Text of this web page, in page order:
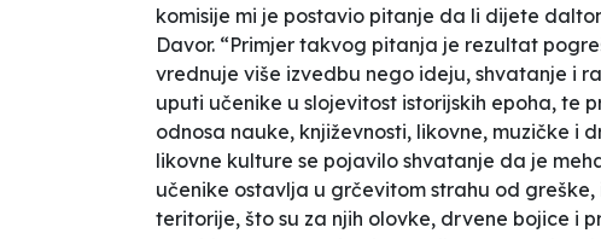
komisije mi je postavio pitanje da li dijete
Davor. “Primjer takvog pitanja je rezultat
vrednuje više izvedbu nego ideju, shvatanje i
uputi učenike u slojevitost istorijskih epoha, te
odnosa nauke, književnosti, likovne, muzičke i
likovne kulture se pojavilo shvatanje da je
učenike ostavlja u grčevitom strahu od
teritorije, što su za njih olovke, drvene bojice i